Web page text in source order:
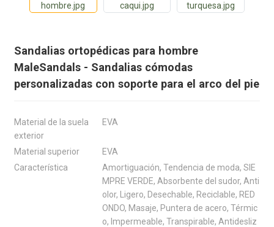
Sandalias ortopédicas para hombre
MaleSandals - Sandalias cómodas
personalizadas con soporte para el arco del pie
Material de la suela
exterior
EVA
Material superior
EVA
Característica
Amortiguación, Tendencia de moda, SIE
MPRE VERDE, Absorbente del sudor, Anti
olor, Ligero, Desechable, Reciclable, RED
ONDO, Masaje, Puntera de acero, Térmic
o, Impermeable, Transpirable, Antidesliz